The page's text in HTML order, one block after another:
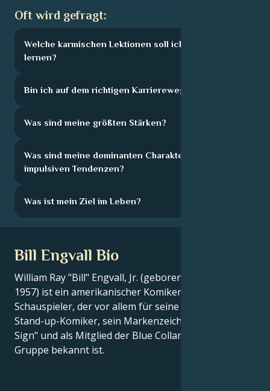
Oft wird gefragt:
Welche karmischen Lektionen soll ich hier
lernen?
Bin ich auf dem richtigen Karriereweg?
Was sind meine größten Stärken?
Was sind meine dominanten Charakterzüge und
impulsiven Tendenzen?
Was ist mein Ziel im Leben?
Bill Engvall Bio
William Ray "Bill" Engvall, Jr. (geboren am 27. Juli
1957) ist ein amerikanischer Komiker und
Schauspieler, der vor allem für seine Arbeit als
Stand-up-Komiker, sein Markenzeichen "Here's Your
Sign" und als Mitglied der Blue Collar Comedy
Gruppe bekannt ist.